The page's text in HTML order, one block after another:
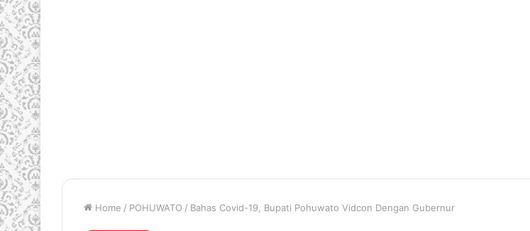
Home / POHUWATO / Bahas Covid-19, Bupati Pohuwato Vidcon Dengan Gubernur